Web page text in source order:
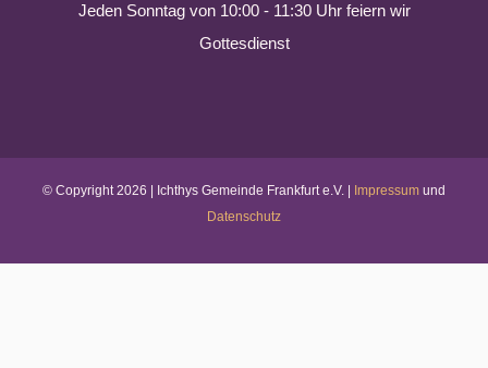
Jeden Sonntag von 10:00 - 11:30 Uhr feiern wir
Gottesdienst
© Copyright2026 | Ichthys Gemeinde Frankfurt e.V. | Impressum und
Datenschutz